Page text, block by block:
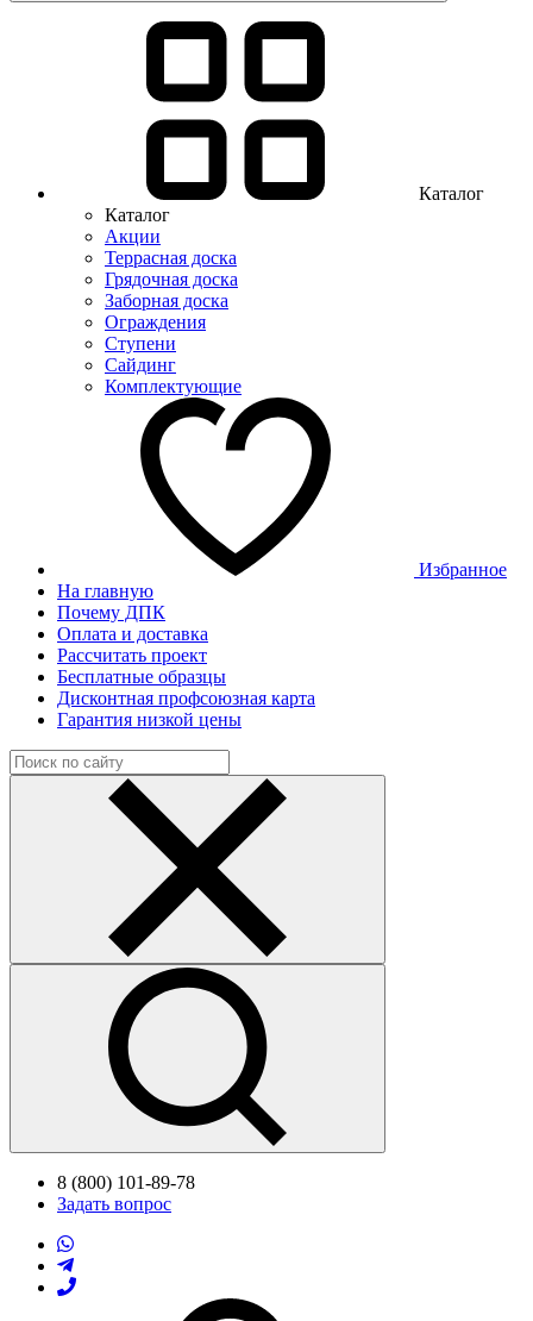
Каталог
Каталог
Акции
Террасная доска
Грядочная доска
Заборная доска
Ограждения
Ступени
Сайдинг
Комплектующие
Избранное
На главную
Почему ДПК
Оплата и доставка
Рассчитать проект
Бесплатные образцы
Дисконтная профсоюзная карта
Гарантия низкой цены
8 (800) 101-89-78
Задать вопрос